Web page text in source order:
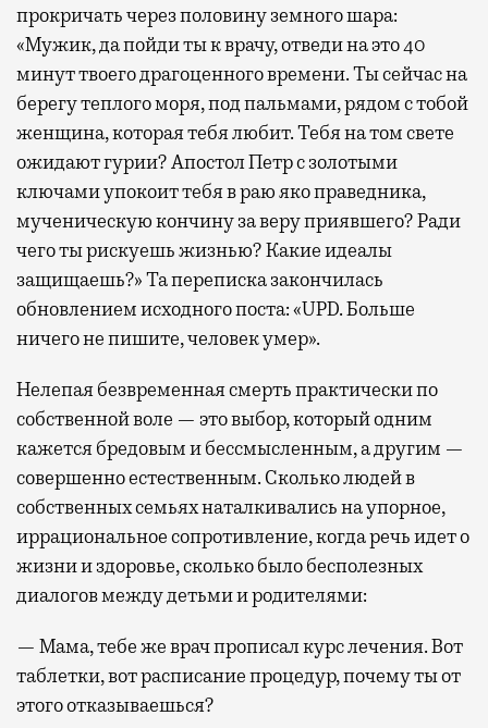
прокричать через половину земного шара:
«Мужик, да пойди ты к врачу, отведи на это 40
минут твоего драгоценного времени. Ты сейчас на
берегу теплого моря, под пальмами, рядом с тобой
женщина, которая тебя любит. Тебя на том свете
ожидают гурии? Апостол Петр с золотыми
ключами упокоит тебя в раю яко праведника,
мученическую кончину за веру приявшего? Ради
чего ты рискуешь жизнью? Какие идеалы
защищаешь?» Та переписка закончилась
обновлением исходного поста: «UPD. Больше
ничего не пишите, человек умер».
Нелепая безвременная смерть практически по
собственной воле — это выбор, который одним
кажется бредовым и бессмысленным, а другим —
совершенно естественным. Сколько людей в
собственных семьях наталкивались на упорное,
иррациональное сопротивление, когда речь идет о
жизни и здоровье, сколько было бесполезных
диалогов между детьми и родителями:
— Мама, тебе же врач прописал курс лечения. Вот
таблетки, вот расписание процедур, почему ты от
этого отказываешься?